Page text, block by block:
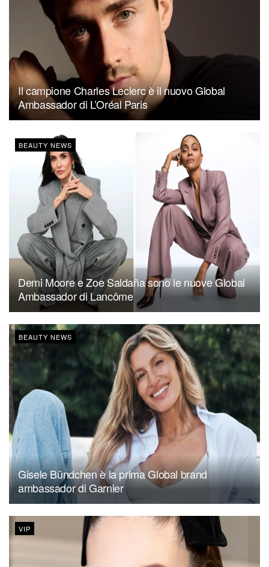
Il campione Charles Leclerc è il nuovo Global
Ambassador di L’Oréal Paris
BEAUTY NEWS
Demi Moore e Zoe Saldaña sono le nuove Global
Ambassador di Lancôme
BEAUTY NEWS
Gisele Bündchen è la prima Global brand
ambassador di Garnier
VIP